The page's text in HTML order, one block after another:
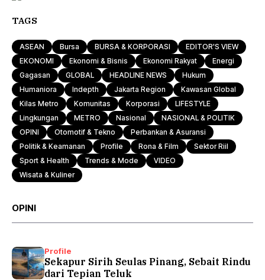
TAGS
ASEAN Bursa BURSA & KORPORASI
EDITOR'S VIEW
EKONOMI
Ekonomi & Bisnis Ekonomi Rakyat
Energi
Gagasan
GLOBAL HEADLINE NEWS
Hukum
Humaniora
Indepth Jakarta Region
Kawasan Global
Kilas Metro
Komunitas Korporasi
LIFESTYLE
Lingkungan
METRO Nasional
NASIONAL & POLITIK
OPINI
Otomotif & Tekno
Perbankan & Asuransi
Politik & Keamanan
Profile Rona & Film
Sektor Riil
Sport & Health
Trends & Mode
VIDEO
Wisata & Kuliner
OPINI
Profile
Sekapur Sirih Seulas Pinang, Sebait Rindu
dari Tepian Teluk